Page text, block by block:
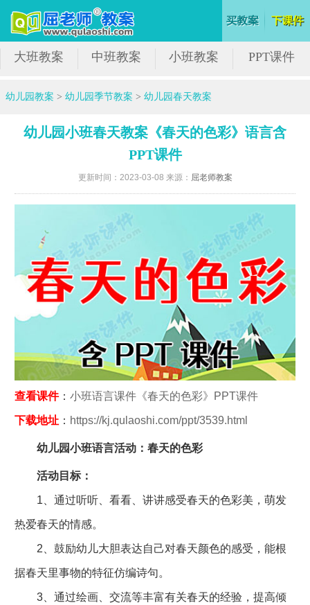
大班教案 中班教案 小班教案 PPT课件
幼儿园教案 >幼儿园季节教案 >幼儿园春天教案
幼儿园小班春天教案《春天的色彩》语言含
PPT课件
更新时间：2023-03-08 来源： 屈老师教案
查看课件： 小班语言课件《春天的色彩》PPT课件
下载地址： https://kj.qulaoshi.com/ppt/3539.html
幼儿园小班语言活动：春天的色彩
活动目标：
1、通过听听、看看、讲讲感受春天的色彩美，萌发
热爱春天的情感。
2、鼓励幼儿大胆表达自己对春天颜色的感受，能根
据春天里事物的特征仿编诗句。
3、通过绘画、交流等丰富有关春天的经验，提高倾